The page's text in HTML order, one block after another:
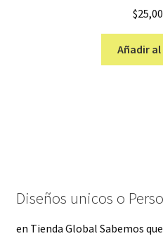
$
Añadir
Diseños unicos o
en Tienda Global Sabemos